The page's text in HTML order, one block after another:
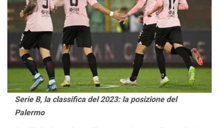
Serie B, la classifica del 2023: la posizione del
Palermo